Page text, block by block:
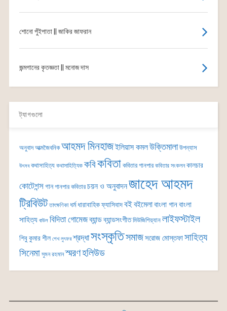
শোনো পুঁইপাতা || জাকির জাফরান
জন্মগানের কৃতজ্ঞতা || মনোজ দাস
ট্যাগগুলো
অনুবাদ আত্মজৈবনিক আহমদ মিনহাজইলিয়াস কমলউক্তিমালা উপন্যাস
উৎসব কথাসাহিত্য কথাসাহিত্যিক কবিকবিতা কবিতার গানপার কবিতার সংকলন কালচার
কোটেশন্সগান গানপার কবিতার চয়ন ও অনুবাদনজাহেদ আহমদ
ট্রিবিউট তাৎক্ষণিকা ধর্ম ধারাবাহিকফ্যাসিবাদবইবইমেলাবাংলা গানবাংলা
সাহিত্য বাউল বিদিতা গোমেজব্যান্ডব্যান্ডসংগীত মিউজিশিয়্যান লাইফস্টাইল
শিবু কুমার শীল শেখ লুৎফর শ্রদ্ধাসংস্কৃতিসমাজসরোজ মোস্তফাসাহিত্য
সিনেমা সুমন রহমান স্মরণহলিউড